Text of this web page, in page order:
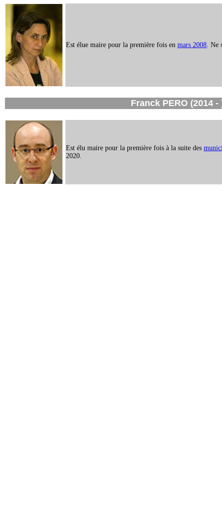
Est élue maire pour la première fois en mars 2008. Ne
Franck PERO (2014 -
Est élu maire pour la première fois à la suite des
2020.